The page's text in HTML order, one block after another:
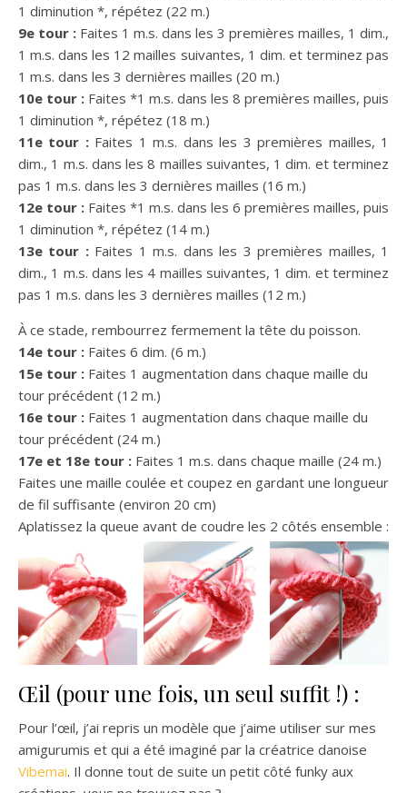
1 diminution *, répétez (22 m.)
9e tour : Faites 1 m.s. dans les 3 premières mailles, 1 dim.,
1 m.s. dans les 12 mailles suivantes, 1 dim. et terminez pas
1 m.s. dans les 3 dernières mailles (20 m.)
10e tour : Faites *1 m.s. dans les 8 premières mailles, puis
1 diminution *, répétez (18 m.)
11e tour :Faites 1 m.s. dans les 3 premières mailles, 1
dim., 1 m.s. dans les 8 mailles suivantes, 1 dim. et terminez
pas 1 m.s. dans les 3 dernières mailles (16 m.)
12e tour : Faites *1 m.s. dans les 6 premières mailles, puis
1 diminution *, répétez (14 m.)
13e tour :Faites 1 m.s. dans les 3 premières mailles, 1
dim., 1 m.s. dans les 4 mailles suivantes, 1 dim. et terminez
pas 1 m.s. dans les 3 dernières mailles (12 m.)
À ce stade, rembourrez fermement la tête du poisson.
14e tour : Faites 6 dim. (6 m.)
15e tour : Faites 1 augmentation dans chaque maille du
tour précédent (12 m.)
16e tour : Faites 1 augmentation dans chaque maille du
tour précédent (24 m.)
17e et 18e tour : Faites 1 m.s. dans chaque maille (24 m.)
Faites une maille coulée et coupez en gardant une longueur
de fil suffisante (environ 20 cm)
Aplatissez la queue avant de coudre les 2 côtés ensemble :
Œil (pour une fois, un seul suffit !) :
Pour l’œil, j’ai repris un modèle que j’aime utiliser sur mes
amigurumis et qui a été imaginé par la créatrice danoise
Vibemai. Il donne tout de suite un petit côté funky aux